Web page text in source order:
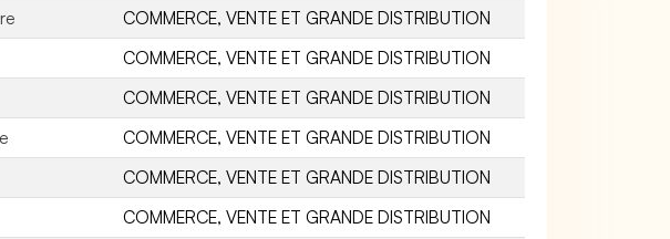
COMMERCE, VENTE ET GRANDE DISTRIBUTION
COMMERCE, VENTE ET GRANDE DISTRIBUTION
COMMERCE, VENTE ET GRANDE DISTRIBUTION
COMMERCE, VENTE ET GRANDE DISTRIBUTION
COMMERCE, VENTE ET GRANDE DISTRIBUTION
COMMERCE, VENTE ET GRANDE DISTRIBUTION